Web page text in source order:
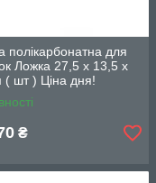
полікарбонатна для
Ложка 27,5 х 13,5 х
( шт ) Ціна дня!
₴